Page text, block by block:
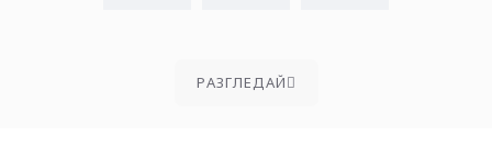
PАЗГЛЕДАЙ